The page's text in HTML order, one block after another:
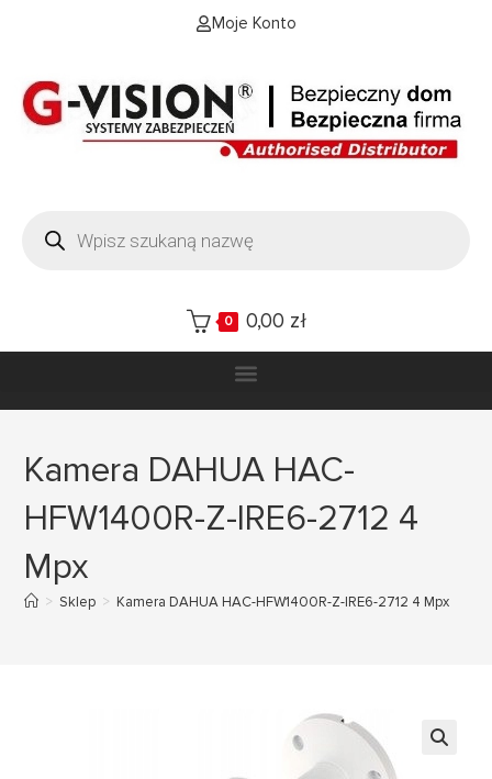
Moje Konto
0 0,00 zł
Kamera DAHUA HAC-
HFW1400R-Z-IRE6-2712 4
Mpx
> Sklep > Kamera DAHUA HAC-HFW1400R-Z-IRE6-2712 4 Mpx